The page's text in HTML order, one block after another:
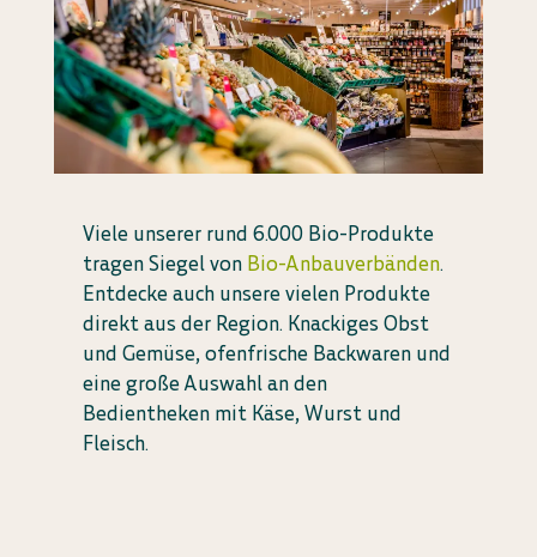
Viele unserer rund 6.000 Bio-Produkte
tragen Siegel von Bio-Anbauverbänden.
Entdecke auch unsere vielen Produkte
direkt aus der Region. Knackiges Obst
und Gemüse, ofenfrische Backwaren und
eine große Auswahl an den
Bedientheken mit Käse, Wurst und
Fleisch.